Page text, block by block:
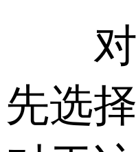
对于
先选